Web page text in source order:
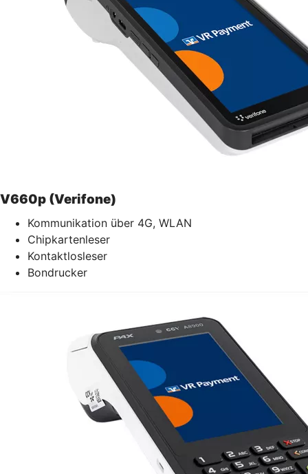
V660p (Verifone)
Kommunikation über 4G, WLAN
Chipkartenleser
Kontaktlosleser
Bondrucker